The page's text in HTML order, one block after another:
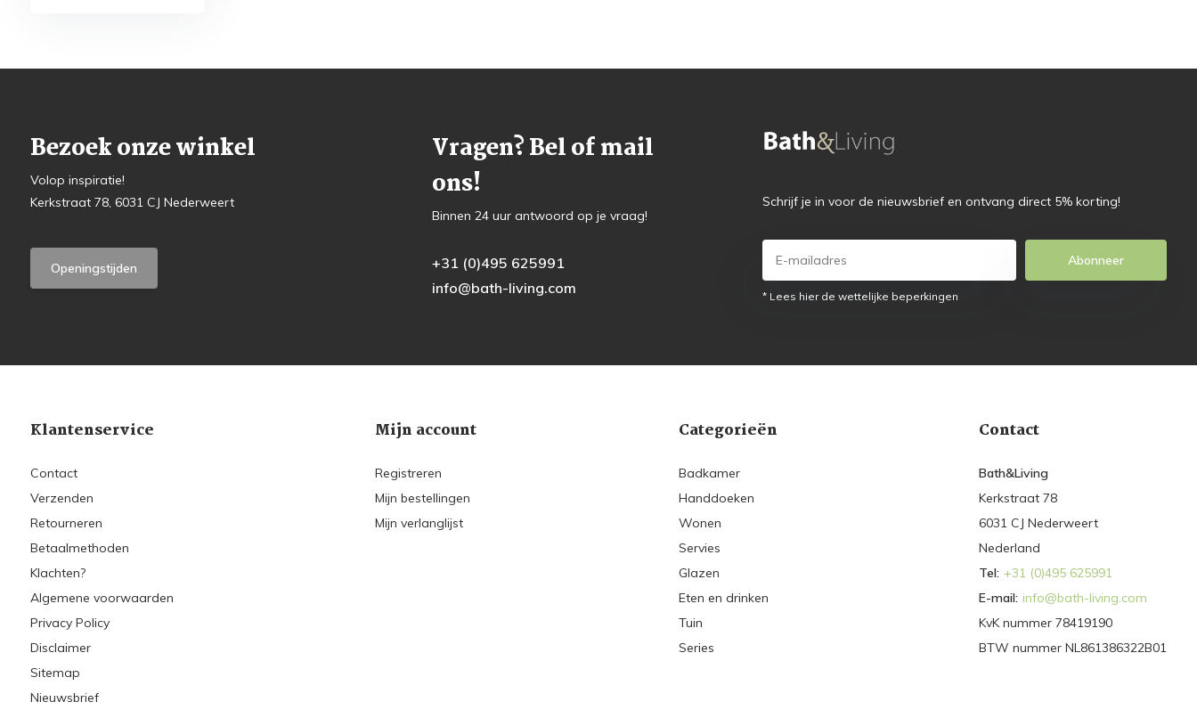
Bezoek onze winkel
Volop inspiratie!
Kerkstraat 78, 6031 CJ Nederweert
Openingstijden
Vragen? Bel of mail
ons!
Binnen 24 uur antwoord op je vraag!
+31 (0)495 625991
info@bath-living.com
Schrijf je in voor de nieuwsbrief en ontvang direct 5% korting!
Abonneer
* Lees hier de wettelijke beperkingen
Klantenservice
Contact
Verzenden
Retourneren
Betaalmethoden
Klachten?
Algemene voorwaarden
Privacy Policy
Disclaimer
Sitemap
Nieuwsbrief
Mijn account
Registreren
Mijn bestellingen
Mijn verlanglijst
Categorieën
Badkamer
Handdoeken
Wonen
Servies
Glazen
Eten en drinken
Tuin
Series
Contact
Bath&Living
Kerkstraat 78
6031 CJ Nederweert
Nederland
Tel: +31 (0)495 625991
E-mail: info@bath-living.com
KvK nummer 78419190
BTW nummer NL861386322B01